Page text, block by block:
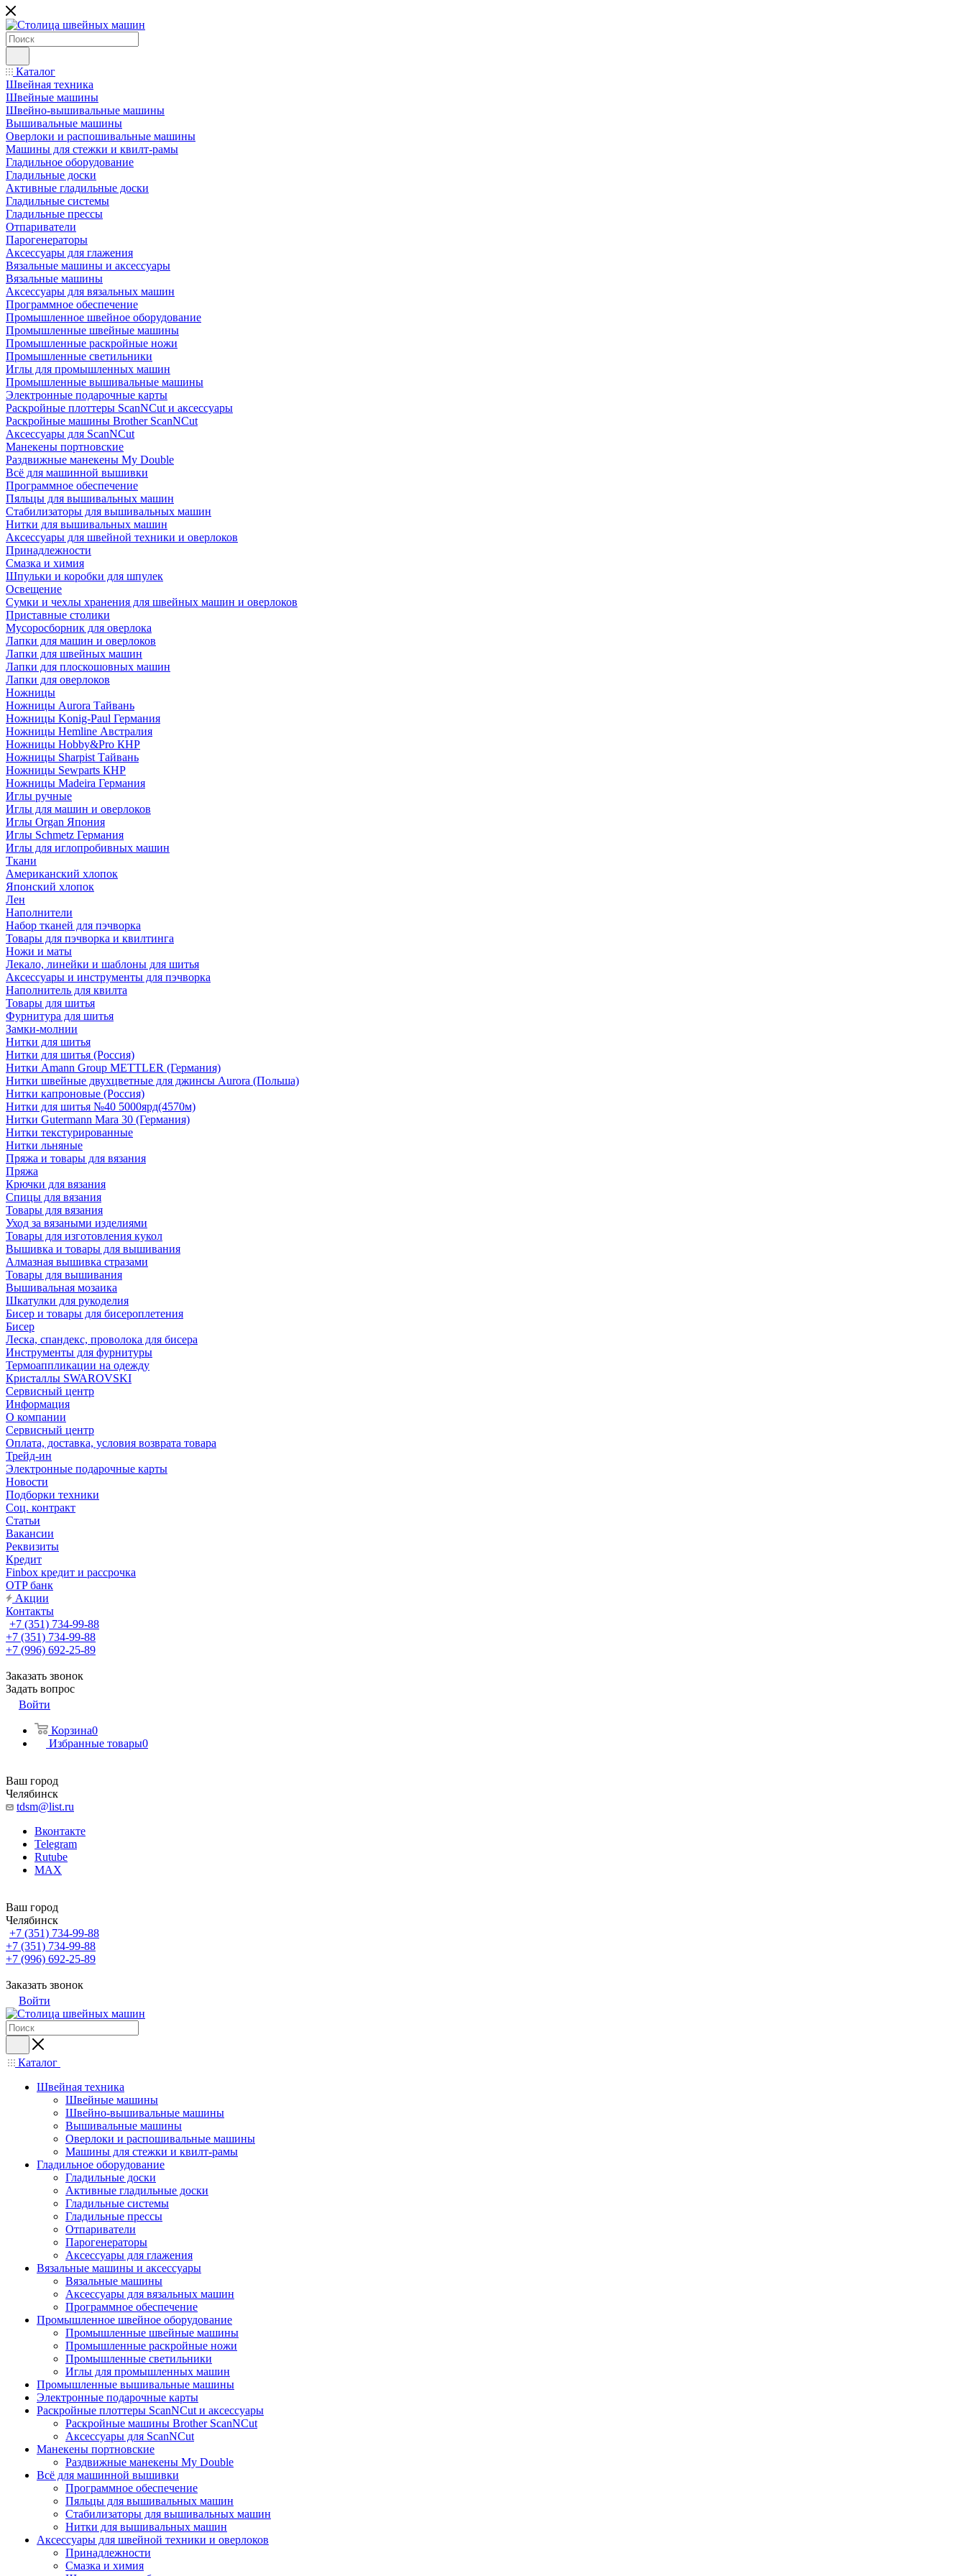
Каталог
Швейная техника
Швейные машины
Швейно-вышивальные машины
Вышивальные машины
Оверлоки и распошивальные машины
Машины для стежки и квилт-рамы
Гладильное оборудование
Гладильные доски
Активные гладильные доски
Гладильные системы
Гладильные прессы
Отпариватели
Парогенераторы
Аксессуары для глажения
Вязальные машины и аксессуары
Вязальные машины
Аксессуары для вязальных машин
Программное обеспечение
Промышленное швейное оборудование
Промышленные швейные машины
Промышленные раскройные ножи
Промышленные светильники
Иглы для промышленных машин
Промышленные вышивальные машины
Электронные подарочные карты
Раскройные плоттеры ScanNCut и аксессуары
Раскройные машины Brother ScanNCut
Аксессуары для ScanNCut
Манекены портновские
Раздвижные манекены My Double
Всё для машинной вышивки
Программное обеспечение
Пяльцы для вышивальных машин
Стабилизаторы для вышивальных машин
Нитки для вышивальных машин
Аксессуары для швейной техники и оверлоков
Принадлежности
Смазка и химия
Шпульки и коробки для шпулек
Освещение
Сумки и чехлы хранения для швейных машин и оверлоков
Приставные столики
Мусоросборник для оверлока
Лапки для машин и оверлоков
Лапки для швейных машин
Лапки для плоскошовных машин
Лапки для оверлоков
Ножницы
Ножницы Aurora Тайвань
Ножницы Konig-Paul Германия
Ножницы Hemline Австралия
Ножницы Hobby&Pro КНР
Ножницы Sharpist Тайвань
Ножницы Sewparts КНР
Ножницы Madeira Германия
Иглы ручные
Иглы для машин и оверлоков
Иглы Organ Япония
Иглы Schmetz Германия
Иглы для иглопробивных машин
Ткани
Американский хлопок
Японский хлопок
Лен
Наполнители
Набор тканей для пэчворка
Товары для пэчворка и квилтинга
Ножи и маты
Лекало, линейки и шаблоны для шитья
Аксессуары и инструменты для пэчворка
Наполнитель для квилта
Товары для шитья
Фурнитура для шитья
Замки-молнии
Нитки для шитья
Нитки для шитья (Россия)
Нитки Amann Group METTLER (Германия)
Нитки швейные двухцветные для джинсы Aurora (Польша)
Нитки капроновые (Россия)
Нитки для шитья №40 5000ярд(4570м)
Нитки Gutermann Mara 30 (Германия)
Нитки текстурированные
Нитки льняные
Пряжа и товары для вязания
Пряжа
Крючки для вязания
Спицы для вязания
Товары для вязания
Уход за вязаными изделиями
Товары для изготовления кукол
Вышивка и товары для вышивания
Алмазная вышивка стразами
Товары для вышивания
Вышивальная мозаика
Шкатулки для рукоделия
Бисер и товары для бисероплетения
Бисер
Леска, спандекс, проволока для бисера
Инструменты для фурнитуры
Термоаппликации на одежду
Кристаллы SWAROVSKI
Сервисный центр
Информация
О компании
Сервисный центр
Оплата, доставка, условия возврата товара
Трейд-ин
Электронные подарочные карты
Новости
Подборки техники
Соц. контракт
Статьи
Вакансии
Реквизиты
Кредит
Finbox кредит и рассрочка
OTP банк
Акции
Контакты
+7 (351) 734-99-88
+7 (351) 734-99-88
+7 (996) 692-25-89
Заказать звонок
Задать вопрос
Войти
Корзина0
Избранные товары0
Ваш город
Челябинск
tdsm@list.ru
Вконтакте
Telegram
Rutube
MAX
Ваш город
Челябинск
+7 (351) 734-99-88
+7 (351) 734-99-88
+7 (996) 692-25-89
Заказать звонок
Войти
Каталог
Швейная техника
Швейные машины
Швейно-вышивальные машины
Вышивальные машины
Оверлоки и распошивальные машины
Машины для стежки и квилт-рамы
Гладильное оборудование
Гладильные доски
Активные гладильные доски
Гладильные системы
Гладильные прессы
Отпариватели
Парогенераторы
Аксессуары для глажения
Вязальные машины и аксессуары
Вязальные машины
Аксессуары для вязальных машин
Программное обеспечение
Промышленное швейное оборудование
Промышленные швейные машины
Промышленные раскройные ножи
Промышленные светильники
Иглы для промышленных машин
Промышленные вышивальные машины
Электронные подарочные карты
Раскройные плоттеры ScanNCut и аксессуары
Раскройные машины Brother ScanNCut
Аксессуары для ScanNCut
Манекены портновские
Раздвижные манекены My Double
Всё для машинной вышивки
Программное обеспечение
Пяльцы для вышивальных машин
Стабилизаторы для вышивальных машин
Нитки для вышивальных машин
Аксессуары для швейной техники и оверлоков
Принадлежности
Смазка и химия